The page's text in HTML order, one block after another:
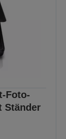
Foto-
Ständer